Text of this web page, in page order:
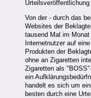
Von der - durch das
Websites der
tausend Mal im
Internetnutzer auf
Produkten der
ohne an Zigaretten
Zigaretten als
ein
handelt es sich um
besten durch eine